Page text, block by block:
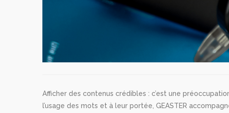
Afficher des contenus crédibles : c’est une
l’usage des mots et à leur portée, GEASTER